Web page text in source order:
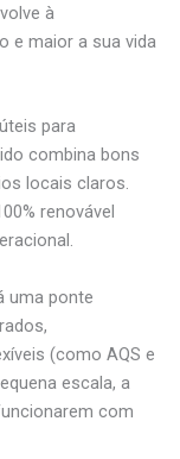
à
e maior a sua vida
para
combina bons
locais claros.
renovável
uma ponte
(como AQS e
escala, a
com